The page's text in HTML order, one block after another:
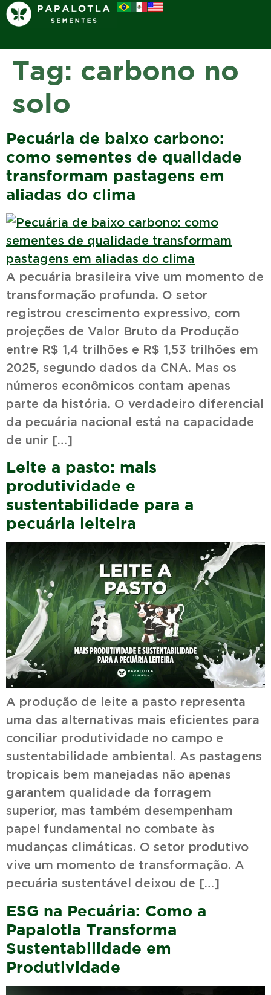
Tag: carbono no
solo
Pecuária de baixo carbono:
como sementes de qualidade
transformam pastagens em
aliadas do clima
A pecuária brasileira vive um momento de
transformação profunda. O setor
registrou crescimento expressivo, com
projeções de Valor Bruto da Produção
entre R$ 1,4 trilhões e R$ 1,53 trilhões em
2025, segundo dados da CNA. Mas os
números econômicos contam apenas
parte da história. O verdadeiro diferencial
da pecuária nacional está na capacidade
de unir […]
Leite a pasto: mais
produtividade e
sustentabilidade para a
pecuária leiteira
A produção de leite a pasto representa
uma das alternativas mais eficientes para
conciliar produtividade no campo e
sustentabilidade ambiental. As pastagens
tropicais bem manejadas não apenas
garantem qualidade da forragem
superior, mas também desempenham
papel fundamental no combate às
mudanças climáticas. O setor produtivo
vive um momento de transformação. A
pecuária sustentável deixou de […]
ESG na Pecuária: Como a
Papalotla Transforma
Sustentabilidade em
Produtividade